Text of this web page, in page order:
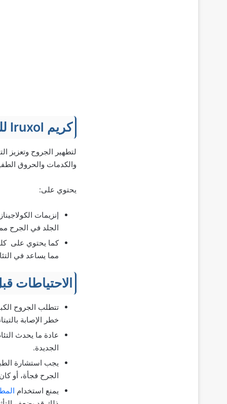
كريم Iruxol للجروح
لتطهير الجروح وتعزيز
والكدمات والحروق
يحتوي على:
الجلد في الجرح
مما يساعد في
الاحتياطات
تتطلب الجروح
خطر الإصابة
الجديدة.
يجب استشارة
الجرح فجأة، أو
يمنع استخدام